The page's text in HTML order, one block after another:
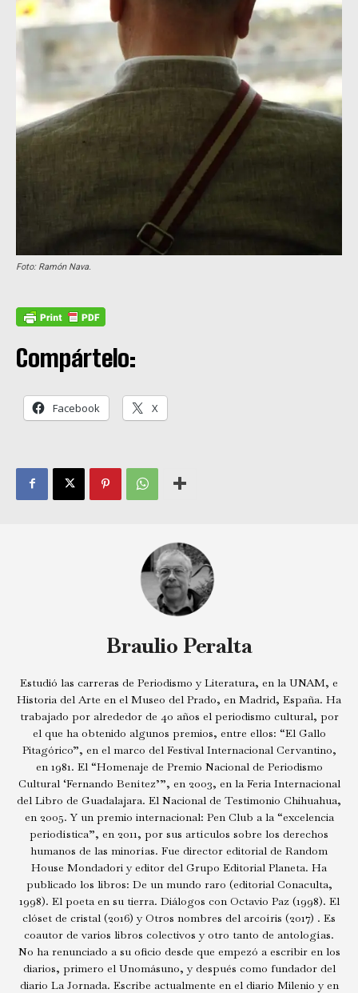
Foto: Ramón Nava.
Compártelo:
Facebook X
Braulio Peralta
Estudió las carreras de Periodismo y Literatura, en la UNAM, e
Historia del Arte en el Museo del Prado, en Madrid, España. Ha
trabajado por alrededor de 40 años el periodismo cultural, por
el que ha obtenido algunos premios, entre ellos: “El Gallo
Pitagórico”, en el marco del Festival Internacional Cervantino,
en 1981. El “Homenaje de Premio Nacional de Periodismo
Cultural ‘Fernando Benítez’”, en 2003, en la Feria Internacional
del Libro de Guadalajara. El Nacional de Testimonio Chihuahua,
en 2005. Y un premio internacional: Pen Club a la “excelencia
periodística”, en 2011, por sus artículos sobre los derechos
humanos de las minorías. Fue director editorial de Random
House Mondadori y editor del Grupo Editorial Planeta. Ha
publicado los libros: De un mundo raro (editorial Conaculta,
1998). El poeta en su tierra. Diálogos con Octavio Paz (1998). El
clóset de cristal (2016) y Otros nombres del arcoíris (2017) . Es
coautor de varios libros colectivos y otro tanto de antologías.
No ha renunciado a su oficio desde que empezó a escribir en los
diarios, primero el Unomásuno, y después como fundador del
diario La Jornada. Escribe actualmente en el diario Milenio y en